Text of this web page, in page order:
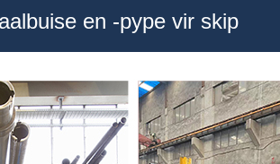
en -pype vir skip